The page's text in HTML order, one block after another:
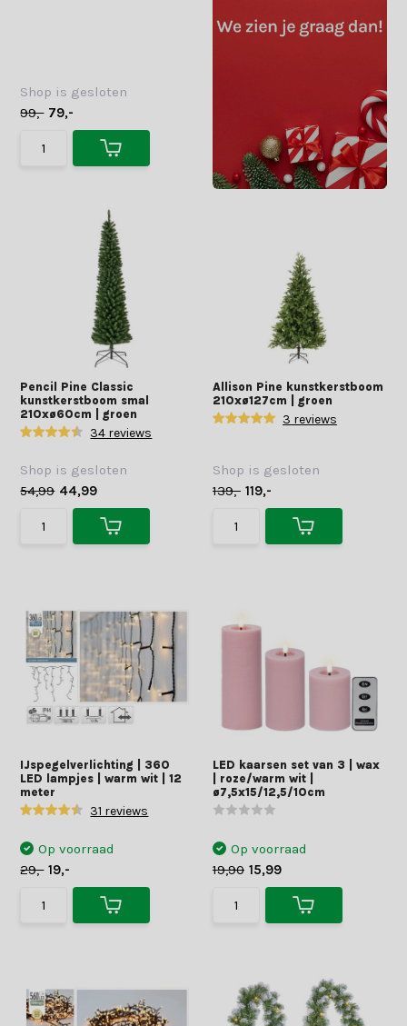
Shop is gesloten
99,- 79,-
Pencil Pine Classic
kunstkerstboom smal
210xø60cm | groen
34 reviews
Shop is gesloten
54,99 44,99
Allison Pine kunstkerstboom
210xø127cm | groen
3 reviews
Shop is gesloten
139,- 119,-
IJspegelverlichting | 360
LED lampjes | warm wit | 12
meter
31 reviews
Op voorraad
29,- 19,-
LED kaarsen set van 3 | wax
| roze/warm wit |
ø7,5x15/12,5/10cm
Op voorraad
19,90 15,99